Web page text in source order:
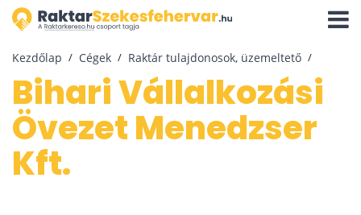
Kezdőlap Cégek Raktár tulajdonosok, üzemeltető
Bihari Vállalkozási
Övezet Menedzser
Kft.